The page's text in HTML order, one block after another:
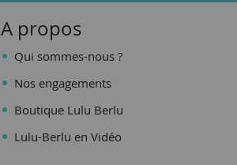
A propos
Qui sommes-nous ?
Nos engagements
Boutique Lulu Berlu
Lulu-Berlu en Vidéo